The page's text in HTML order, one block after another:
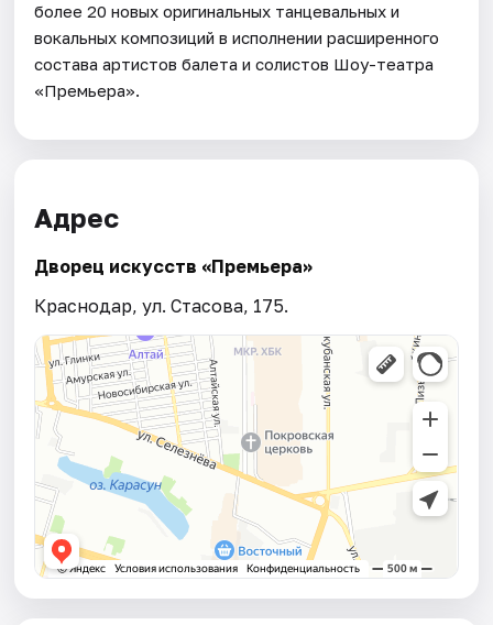
более 20 новых оригинальных танцевальных и
вокальных композиций в исполнении расширенного
состава артистов балета и солистов Шоу-театра
«Премьера».
Адрес
Дворец искусств «Премьера»
Краснодар, ул. Стасова, 175.